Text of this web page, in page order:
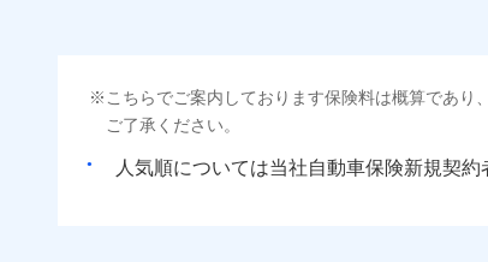
こちらでご案内しております保険料は概算であ
ご了承ください。
人気順については当社 新規契約